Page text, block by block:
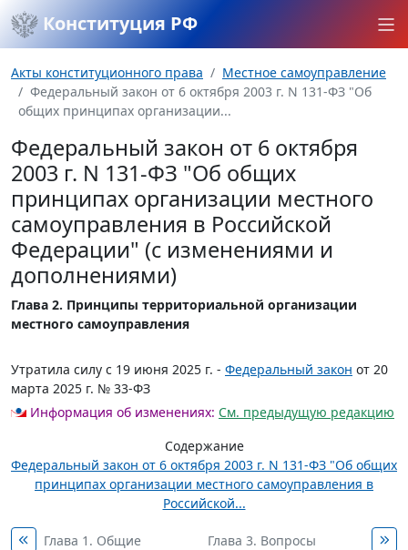
Конституция РФ
Акты конституционного права
Местное самоуправление
Федеральный закон от 6 октября 2003 г. N 131-ФЗ "Об
общих принципах организации...
Федеральный закон от 6 октября
2003 г. N 131-ФЗ "Об общих
принципах организации местного
самоуправления в Российской
Федерации" (с изменениями и
дополнениями)
Глава 2. Принципы территориальной организации
местного самоуправления
Утратила силу с 19 июня 2025 г. - Федеральный закон от 20
марта 2025 г. № 33-ФЗ
Информация об изменениях: См. предыдущую редакцию
Содержание
Федеральный закон от 6 октября 2003 г. N 131-ФЗ "Об общих
принципах организации местного самоуправления в
Российской...
Глава 1. Общие
Глава 3. Вопросы